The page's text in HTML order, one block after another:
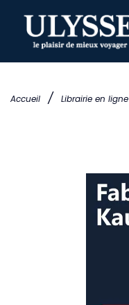
Accueil / Librairie en ligne